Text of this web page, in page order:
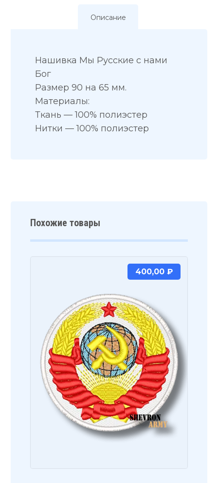
Описание
Нашивка Мы Русские с нами
Бог
Размер 90 на 65 мм.
Материалы:
Ткань — 100% полиэстер
Нитки — 100% полиэстер
Похожие товары
400,00 ₽